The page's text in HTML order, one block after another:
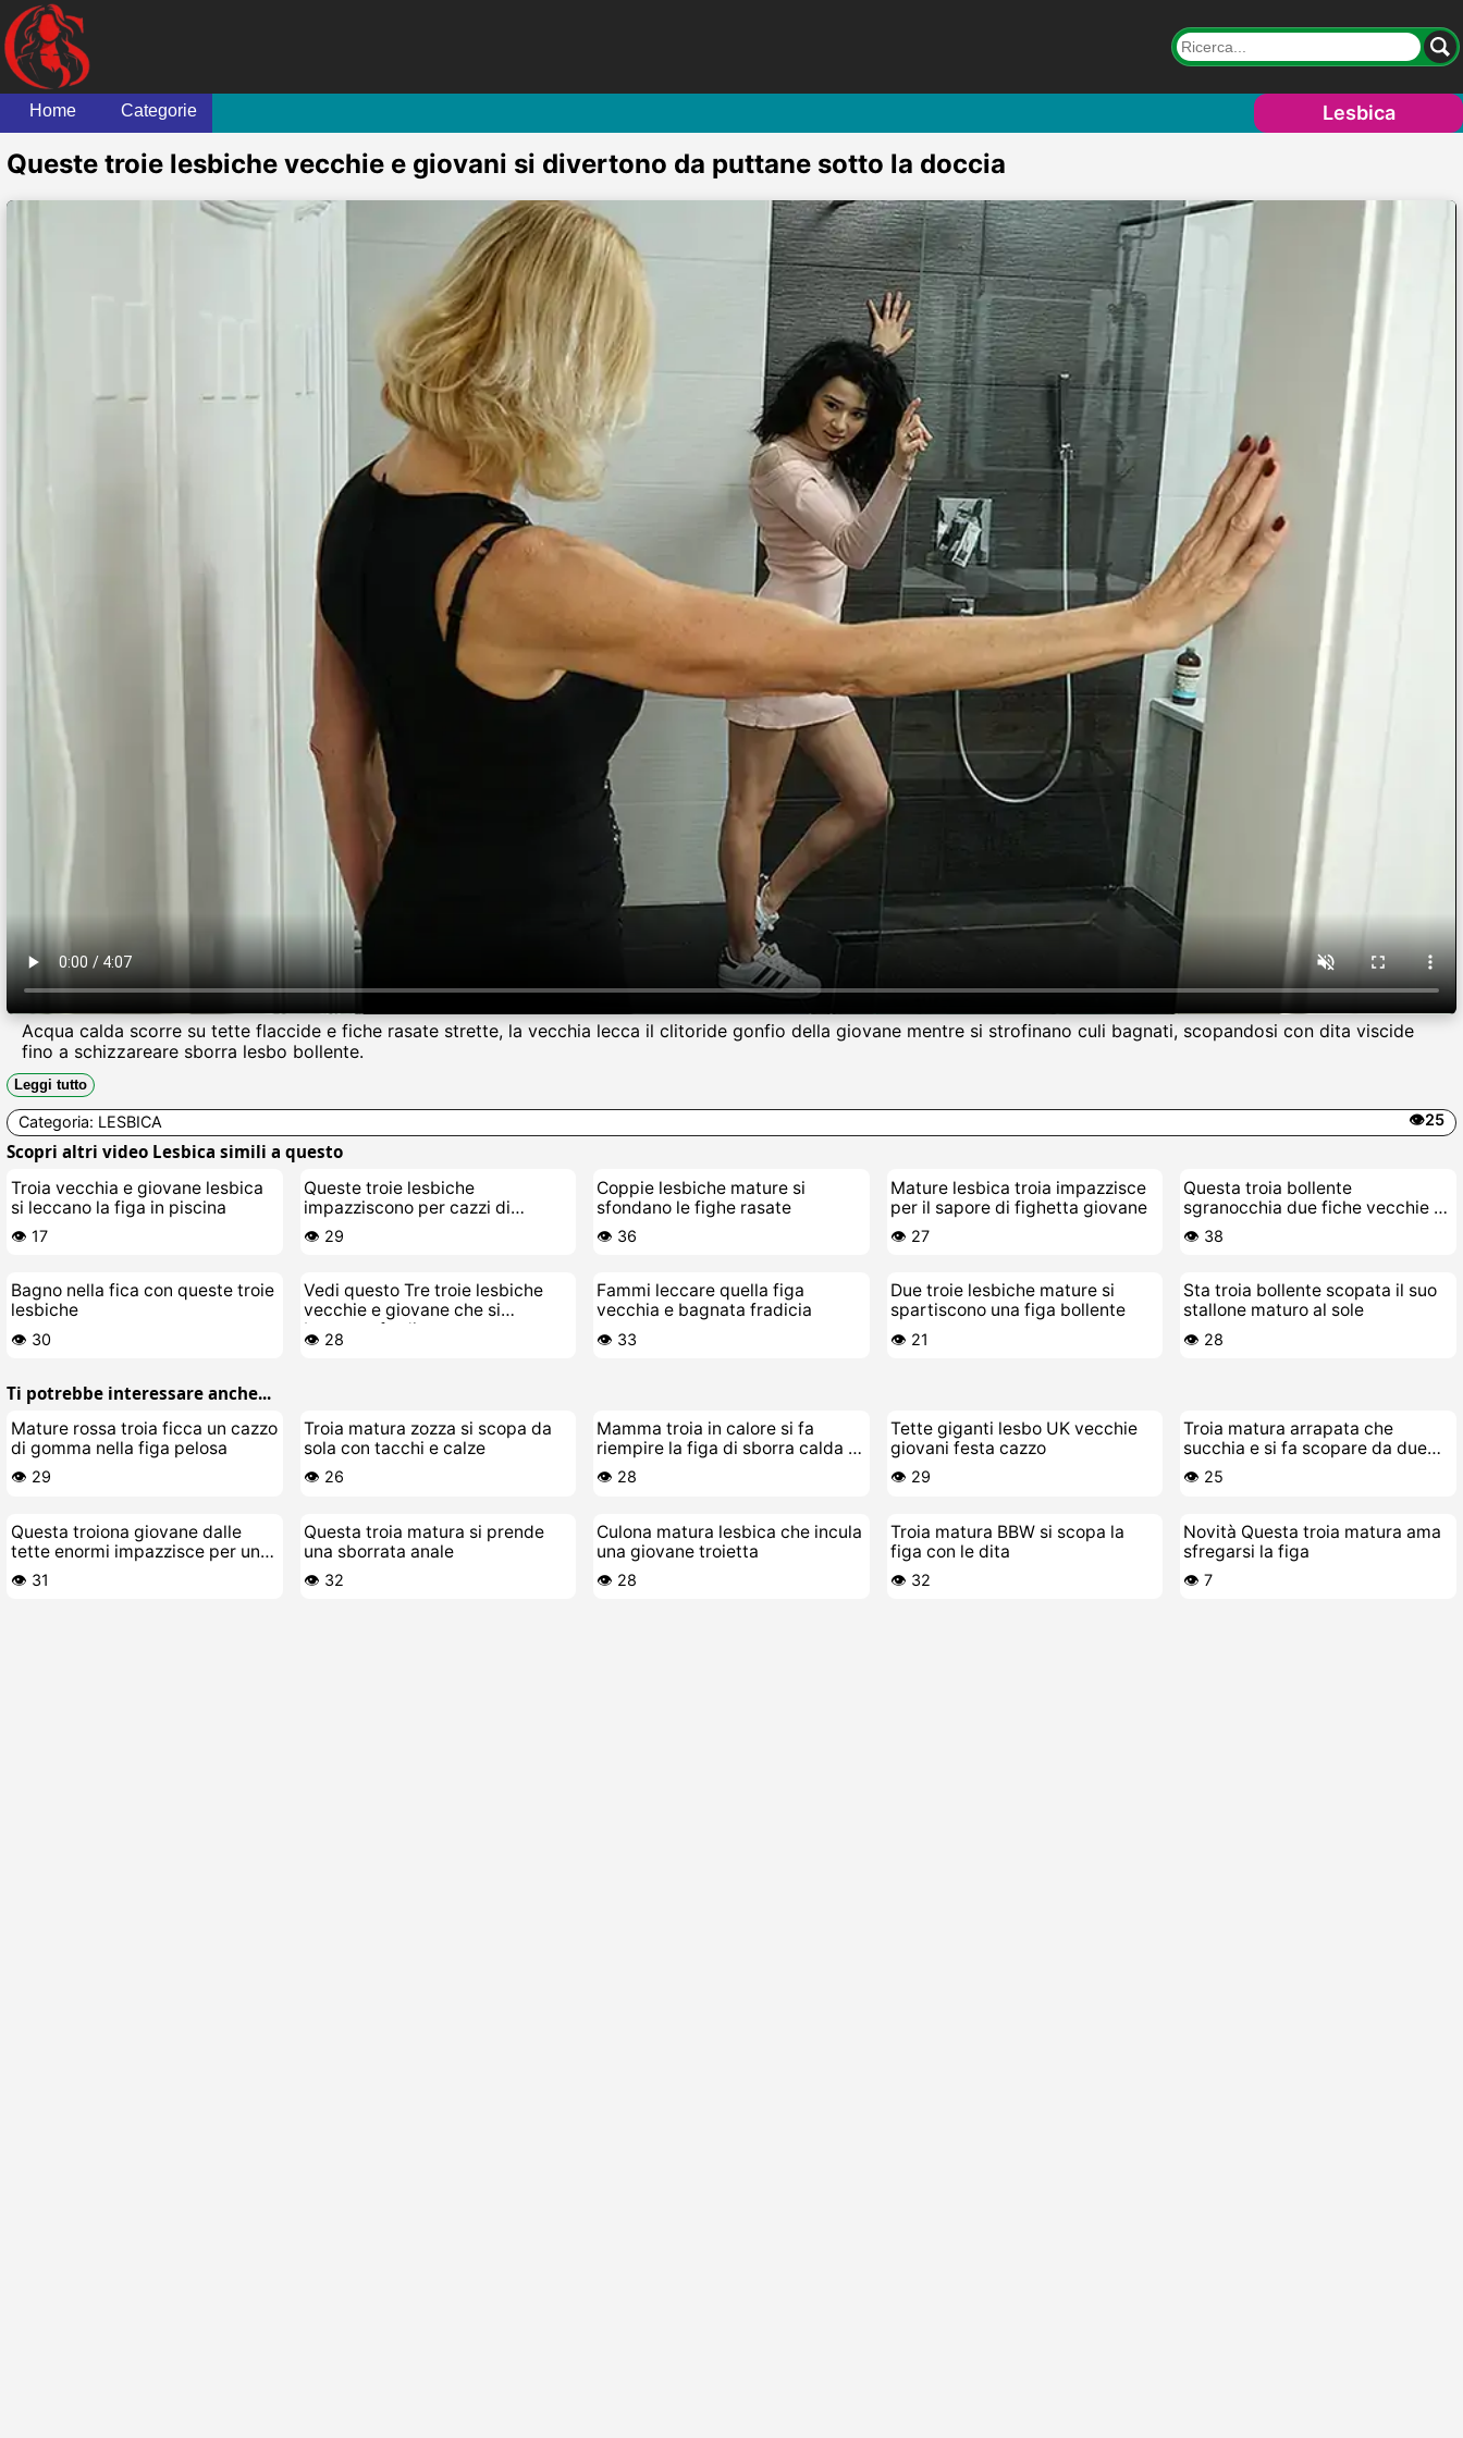
Home Categorie Lesbica
Queste troie lesbiche vecchie e giovani si divertono da puttane sotto la doccia
Acqua calda scorre su tette flaccide e fiche rasate strette, la vecchia lecca il clitoride gonfio della giovane mentre si strofinano culi bagnati, scopandosi con dita viscide
fino a schizzareare sborra lesbo bollente.
Leggi tutto
Categoria: LESBICA 👁️25
Scopri altri video Lesbica simili a questo
Troia vecchia e giovane lesbica
si leccano la figa in piscina
👁️ 17
Queste troie lesbiche
impazziscono per cazzi di
gomma grossi
👁️ 29
Coppie lesbiche mature si
sfondano le fighe rasate
👁️ 36
Mature lesbica troia impazzisce
per il sapore di fighetta giovane
👁️ 27
Questa troia bollente
sgranocchia due fiche vecchie e
cascanti
👁️ 38
Bagno nella fica con queste troie
lesbiche
👁️ 30
Vedi questo Tre troie lesbiche
vecchie e giovane che si
bagnano fradice
👁️ 28
Fammi leccare quella figa
vecchia e bagnata fradicia
👁️ 33
Due troie lesbiche mature si
spartiscono una figa bollente
👁️ 21
Sta troia bollente scopata il suo
stallone maturo al sole
👁️ 28
Ti potrebbe interessare anche...
Mature rossa troia ficca un cazzo
di gomma nella figa pelosa
👁️ 29
Troia matura zozza si scopa da
sola con tacchi e calze
👁️ 26
Mamma troia in calore si fa
riempire la figa di sborra calda e
fresca
👁️ 28
Tette giganti lesbo UK vecchie
giovani festa cazzo
👁️ 29
Troia matura arrapata che
succhia e si fa scopare da due
cazzi insieme
👁️ 25
Questa troiona giovane dalle
tette enormi impazzisce per un
cazzo vecchio e grosso
👁️ 31
Questa troia matura si prende
una sborrata anale
👁️ 32
Culona matura lesbica che incula
una giovane troietta
👁️ 28
Troia matura BBW si scopa la
figa con le dita
👁️ 32
Novità Questa troia matura ama
sfregarsi la figa
👁️ 7